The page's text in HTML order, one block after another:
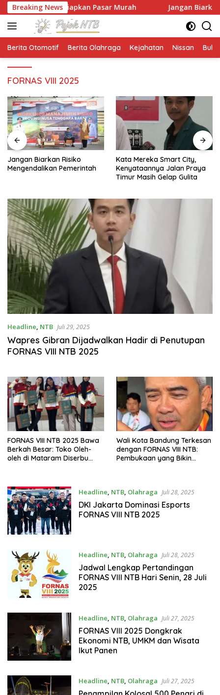
Langsung
ke
konten
Breaking News
Siapkan Pasar Murah Jangan Biarkan Risiko
Berita Otomotif Berita Olahraga Kejahatan Nissan
FORNAS VIII 2025
Jangan Biarkan Risiko
Mengendalikan Pemerintah
Kata Mereka Smart City,
Kenyataannya Jalan Praya
Timur Masih Gelap Gulita
Headline, NTB Juli 29, 2025
Wapres Gibran Dijadwalkan Hadir di Penutupan
FORNAS VIII NTB 2025
FORNAS VIII NTB 2025 Bawa
Berkah Besar: Toko Oleh-
oleh di Mataram Diserbu
Wali Kota Bandung Terkesan
dengan FORNAS VIII NTB:
Pembukaan yang Bikin
Headline, NTB, Olahraga Juli 28, 2025
DKI Jakarta Dominasi Esports
FORNAS VIII NTB 2025
Headline, NTB, Olahraga Juli 28, 2025
Jadwal Lengkap Pertandingan
FORNAS VIII NTB Hari Senin, 28 Juli
2025
Headline, NTB, Olahraga Juli 27, 2025
FORNAS VIII 2025 Dongkrak
Ekonomi NTB, UMKM dan Wisata
Ikut Panen
Headline, NTB, Olahraga Juli 27, 2025